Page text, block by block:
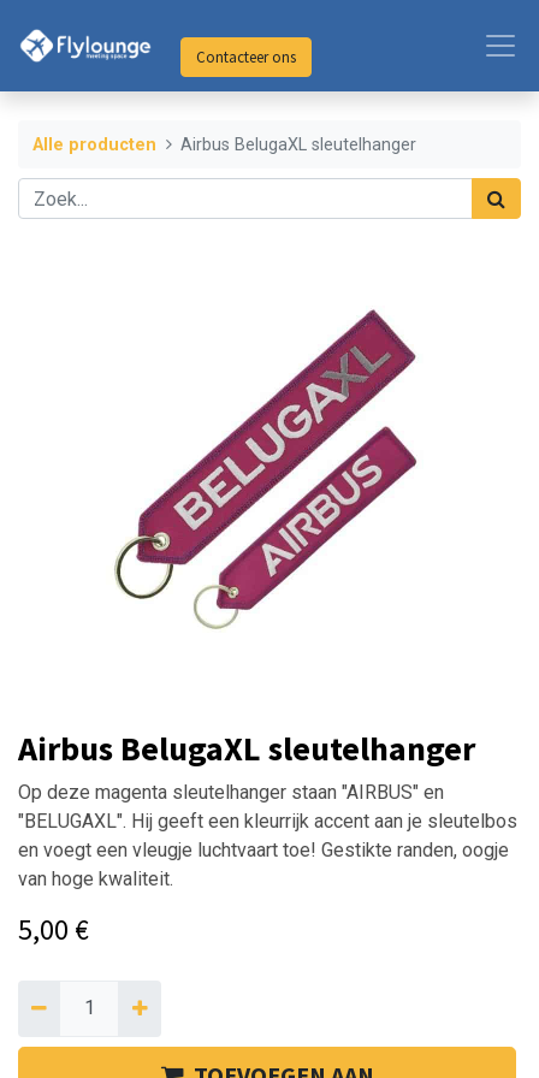
Contacteer ons
Alle producten Airbus BelugaXL sleutelhanger
Airbus BelugaXL sleutelhanger
Op deze magenta sleutelhanger staan "AIRBUS" en
"BELUGAXL". Hij geeft een kleurrijk accent aan je sleutelbos
en voegt een vleugje luchtvaart toe! Gestikte randen, oogje
van hoge kwaliteit.
5,00 €